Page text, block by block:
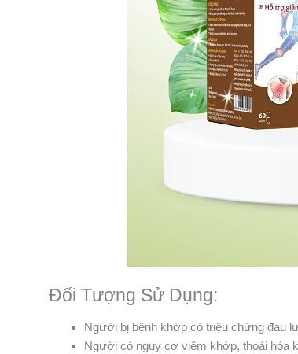
Đối Tượng Sử Dụng:
Người bị bệnh khớp có triệu chứng đau
Người có nguy cơ viêm khớp, thoái hóa